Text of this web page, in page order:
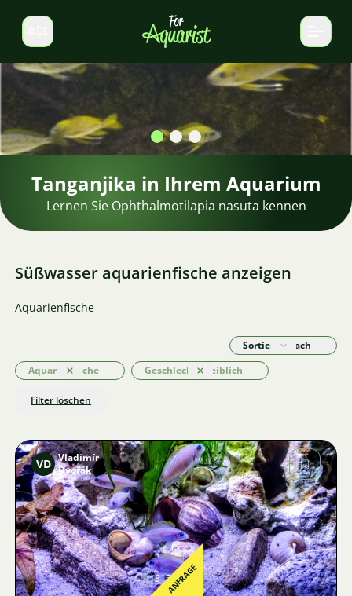
Sprache wechseln
Süßwasser aquarienfische anzeigen
Aquarienfische
Aquarienfische
Löschen Geschlecht: Weiblich
Löschen
Filter löschen
Sortieren nach
Bild
VD Vladimír
Dvořák
815ANFRAGE